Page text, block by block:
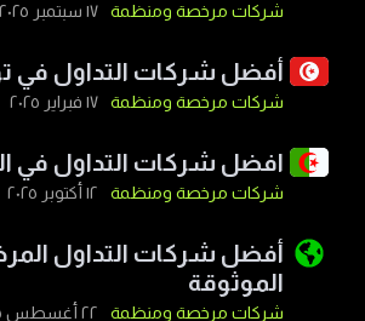
شركات مرخصة ومنظمة ١٧ سبتمبر ٢٠٢٥
أفضل شركات التداول في
شركات مرخصة ومنظمة ١٧ فبراير ٢٠٢٥
افضل شركات التداول في
شركات مرخصة ومنظمة ١٢ أكتوبر ٢٠٢٥
أفضل شركات التداول
الموثوقة
شركات مرخصة ومنظمة ٢٢ أغسطس ٢٠٢٥